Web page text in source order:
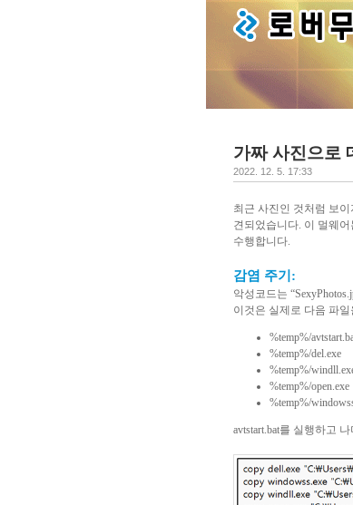
가짜 사진으로
2022. 12. 5. 17:33
최근 사진인 것처럼 보
견되었습니다. 이 멀웨
수행합니다.
감염 주기:
악성코드는
이것은 실제로 다음 파
%temp%/
%temp%/del.exe
%temp%/
%temp%/open.exe
%temp%/
avtstart.bat를 실행하고